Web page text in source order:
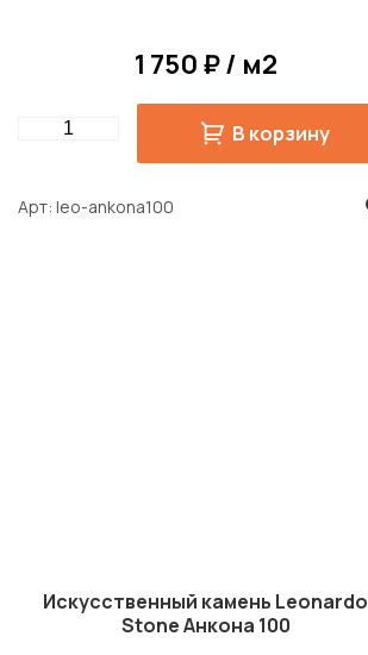
1 750 ₽ / м2
Quantity В корзину
Арт leo-ankona100
Искусственный камень Leonardo
Stone Анкона 100